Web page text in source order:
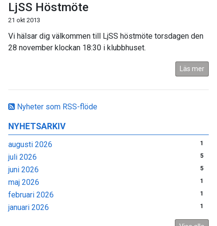
Nyheter som RSS-flöde
NYHETSARKIV
augusti 2026 1
juli 2026 5
juni 2026 5
maj 2026 1
februari 2026 1
januari 2026 1
LjSS Höstmöte
21 okt 2013
Vi hälsar dig välkommen till LjSS höstmöte torsdagen den
28 november klockan 18:30 i klubbhuset.
Läs mer